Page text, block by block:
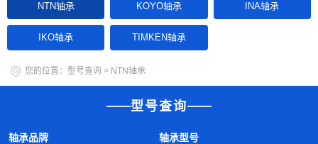
NTN轴承 KOYO轴承 INA轴承
IKO轴承 TIMKEN轴承
您的位置： 型号查询 > NTN轴承
型号查询
轴承品牌 轴承型号